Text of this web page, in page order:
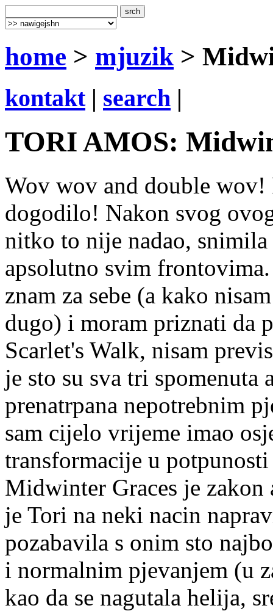
home > mjuzik >
kontakt| search |
TORI AMOS:
Wov wov and double wov!
dogodilo! Nakon svog
nitko to nije nadao,
apsolutno svim
znam za sebe (a kako
dugo) i moram priznati da
Scarlet's Walk, nisam
je sto su sva tri spomenuta
prenatrpana nepotrebnim
sam cijelo vrijeme imao
transformacije u
Midwinter Graces je zakon
je Tori na neki nacin
pozabavila s onim sto
i normalnim pjevanjem (u
kao da se nagutala helija,